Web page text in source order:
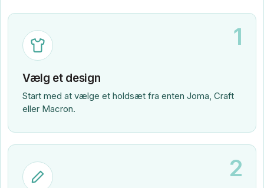
1
Vælg et design
Start med at vælge et holdsæt fra enten Joma, Craft
eller Macron.
2